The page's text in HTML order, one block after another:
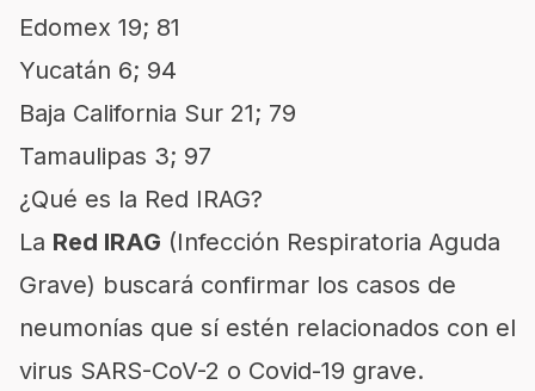
Edomex 19; 81
Yucatán 6; 94
Baja California Sur 21; 79
Tamaulipas 3; 97
¿Qué es la Red IRAG?
La Red IRAG (Infección Respiratoria Aguda
Grave) buscará confirmar los casos de
neumonías que sí estén relacionados con el
virus SARS-CoV-2 o Covid-19 grave.